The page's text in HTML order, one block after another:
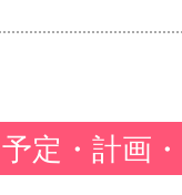
予定・計画